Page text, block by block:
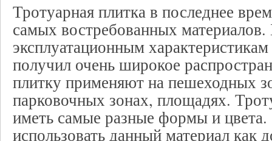
Тротуарная плитка в последнее
самых востребованных
эксплуатационным
получил очень широкое
плитку применяют на пешеходных
парковочных зонах, площадях.
иметь самые разные формы и цвета.
использовать данный материал как